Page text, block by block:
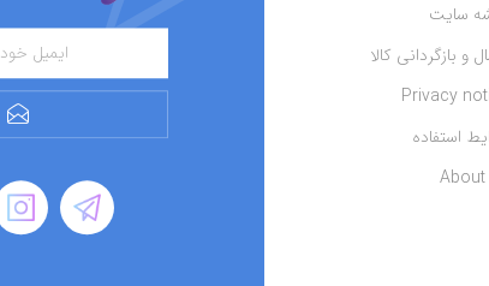
سایت
و بازگردانی کالا
Privacy
استفاده